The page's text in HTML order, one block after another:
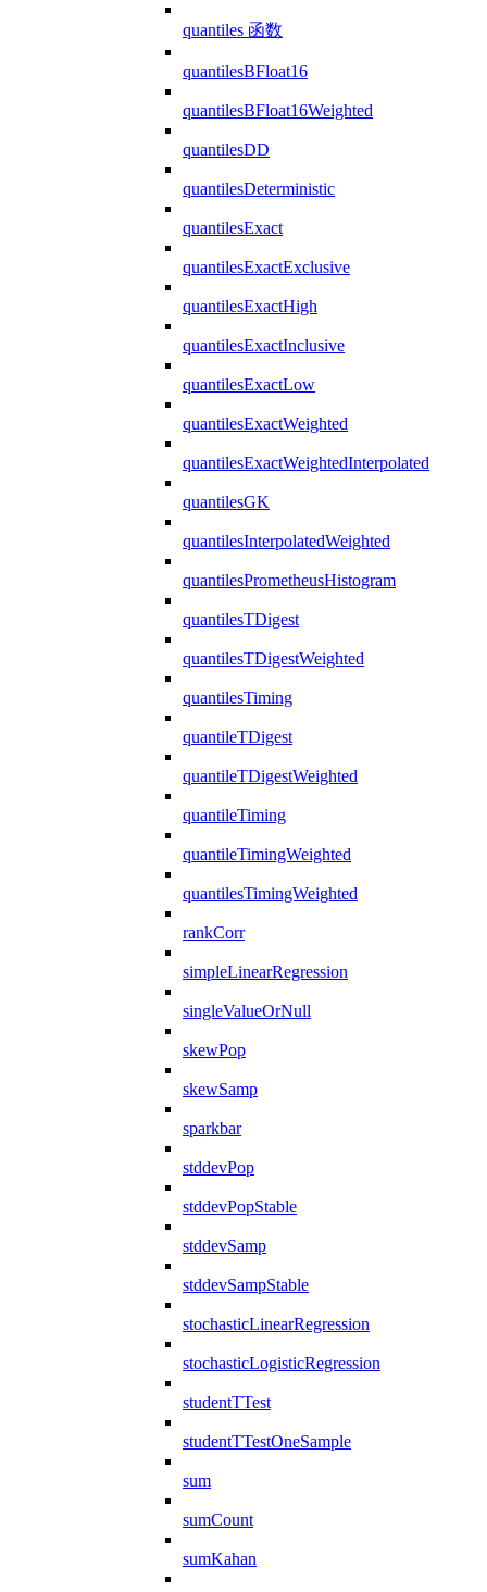
quantiles 函数
quantilesBFloat16
quantilesBFloat16Weighted
quantilesDD
quantilesDeterministic
quantilesExact
quantilesExactExclusive
quantilesExactHigh
quantilesExactInclusive
quantilesExactLow
quantilesExactWeighted
quantilesExactWeightedInterpolated
quantilesGK
quantilesInterpolatedWeighted
quantilesPrometheusHistogram
quantilesTDigest
quantilesTDigestWeighted
quantilesTiming
quantileTDigest
quantileTDigestWeighted
quantileTiming
quantileTimingWeighted
quantilesTimingWeighted
rankCorr
simpleLinearRegression
singleValueOrNull
skewPop
skewSamp
sparkbar
stddevPop
stddevPopStable
stddevSamp
stddevSampStable
stochasticLinearRegression
stochasticLogisticRegression
studentTTest
studentTTestOneSample
sum
sumCount
sumKahan